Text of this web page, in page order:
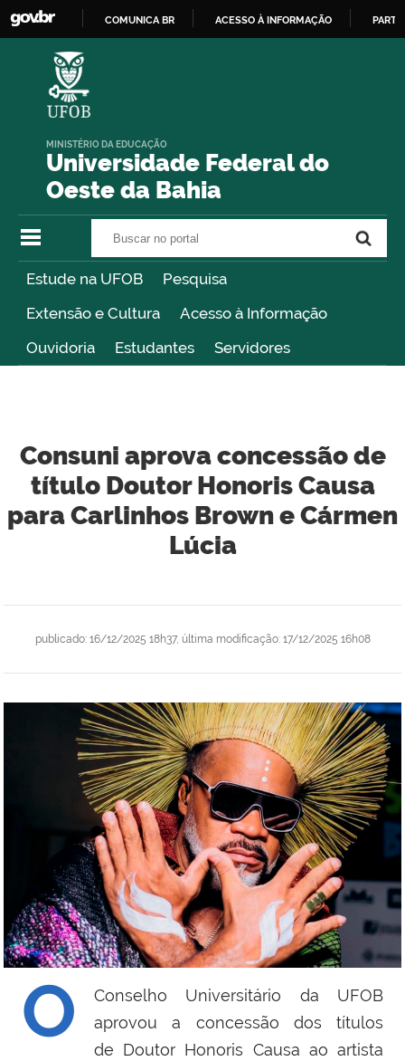
COMUNICA BR ACESSO À INFORMAÇÃO
Universidade Federal do
Oeste da Bahia
MINISTÉRIO DA EDUCAÇÃO
Estude na UFOB
Pesquisa
Extensão e Cultura
Acesso à Informação
Ouvidoria
Estudantes Servidores
Consuni aprova concessão de
título Doutor Honoris Causa
para Carlinhos Brown e Cármen
Lúcia
publicado: 16/12/2025 18h37, última modificação: 17/12/2025 16h08
O
Conselho Universitário da UFOB
aprovou a concessão dos títulos
de Doutor Honoris Causa ao artista